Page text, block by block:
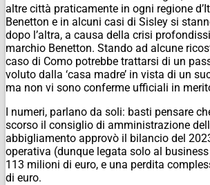
altre città praticamente in ogni regione
Benetton e in alcuni casi di Sisley si
dopo l’altra, a causa della crisi
marchio Benetton. Stando ad alcune
caso di Como potrebbe trattarsi di un
voluto dalla ‘casa madre’ in vista di un
ma non vi sono conferme ufficiali in
I numeri, parlano da soli: basti pensare
scorso il consiglio di amministrazione
abbigliamento approvò il bilancio del
operativa (dunque legata solo al business
113 milioni di euro, e una perdita
di euro.